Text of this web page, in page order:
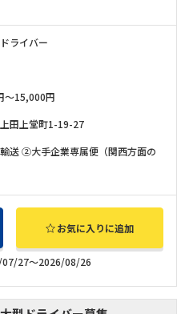
ライバー
～15,000円
田上堂町1-19-27
送 ②大手企業専属便（関西方面の
お気に入りに追加
07/27～2026/08/26